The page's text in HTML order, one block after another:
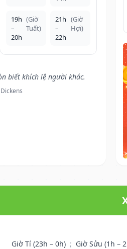
19h
–
20h
(Giờ
Tuất)
21h
–
22h
(Giờ
Hợi)
biết khích lệ người khác.
Giờ Tí (23h – 0h) ; Giờ Sửu (1h –